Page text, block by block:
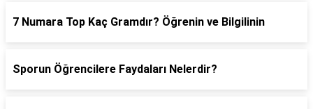
7 Numara Top Kaç Gramdır? Öğrenin ve Bilgilinin
Sporun Öğrencilere Faydaları Nelerdir?